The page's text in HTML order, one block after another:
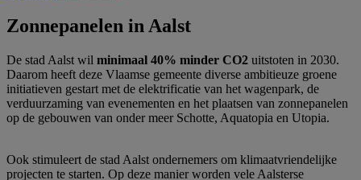
Zonnepanelen in Aalst
De stad Aalst wil minimaal 40% minder CO2 uitstoten in 2030.
Daarom heeft deze Vlaamse gemeente diverse ambitieuze groene
initiatieven gestart met de elektrificatie van het wagenpark, de
verduurzaming van evenementen en het plaatsen van zonnepanelen
op de gebouwen van onder meer Schotte, Aquatopia en Utopia.
Ook stimuleert de stad Aalst ondernemers om klimaatvriendelijke
projecten te starten. Op deze manier worden vele Aalsterse